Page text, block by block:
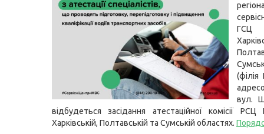
вул.
відбудеться засідання атестаційної комісії
Харківській, Полтавській та Сумській областях.